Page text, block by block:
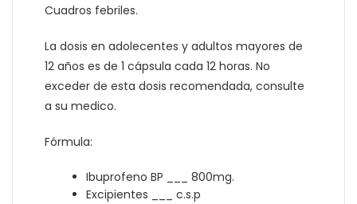
Cuadros febriles.
La dosis en adolecentes y adultos mayores de
12 años es de 1 cápsula cada 12 horas. No
exceder de esta dosis recomendada, consulte
a su medico.
Fórmula:
Ibuprofeno BP ___ 800mg.
Excipientes ___ c.s.p